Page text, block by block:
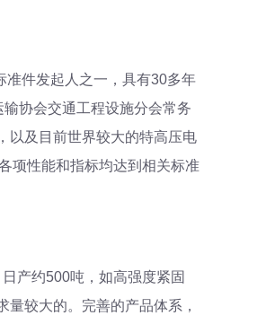
件发起人之一，具有30多年
协会交通工程设施分会常务
以及目前世界较大的特高压电
项性能和指标均达到相关标准
产约500吨，如高强度紧固
较大的。完善的产品体系，